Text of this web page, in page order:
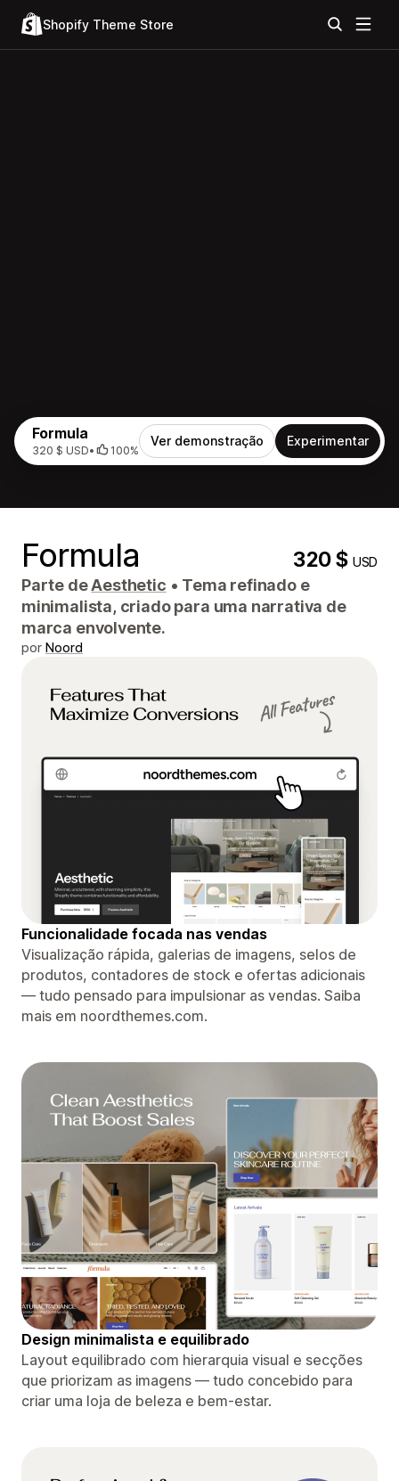
Shopify Theme Store
Formula
320 $ USD• 100%
Ver demonstração Experimentar
Formula 320 $USD
Parte deAesthetic • Tema refinado e
minimalista, criado para uma narrativa de
marca envolvente.
por Noord
Funcionalidade focada nas vendas
Visualização rápida, galerias de imagens, selos de
produtos, contadores de stock e ofertas adicionais
— tudo pensado para impulsionar as vendas. Saiba
mais em noordthemes.com.
Design minimalista e equilibrado
Layout equilibrado com hierarquia visual e secções
que priorizam as imagens — tudo concebido para
criar uma loja de beleza e bem-estar.